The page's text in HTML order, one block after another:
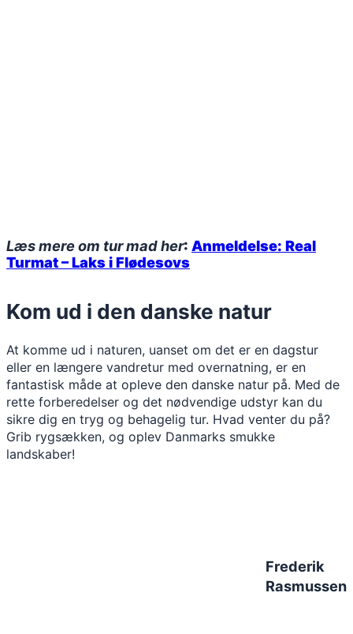
Læs mere om tur mad her: Anmeldelse: Real
Turmat – Laks i Flødesovs
Kom ud i den danske natur
At komme ud i naturen, uanset om det er en dagstur
eller en længere vandretur med overnatning, er en
fantastisk måde at opleve den danske natur på. Med de
rette forberedelser og det nødvendige udstyr kan du
sikre dig en tryg og behagelig tur. Hvad venter du på?
Grib rygsækken, og oplev Danmarks smukke
landskaber!
Frederik
Rasmussen